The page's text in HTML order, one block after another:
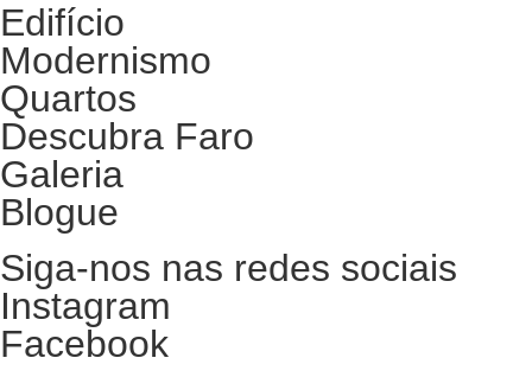
Edifício
Modernismo
Quartos
Descubra Faro
Galeria
Blogue
Siga-nos nas redes sociais
Instagram
Facebook